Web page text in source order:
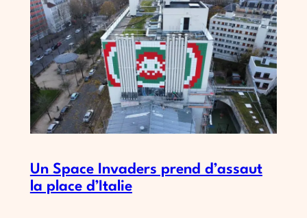
Un Space Invaders prend d’assaut
la place d’Italie